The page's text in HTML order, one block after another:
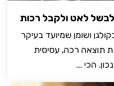
לאט ולקבל רכות
ושומן שמיועד בעיקר
תוצאה רכה, עסיסית
הכי ...